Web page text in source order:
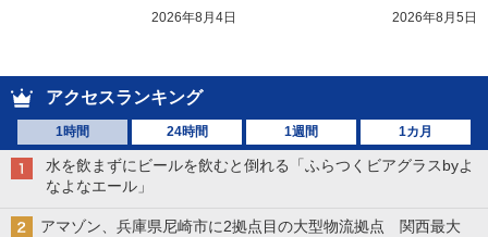
2026年8月4日 2026年8月5日
アクセスランキング
1時間 24時間 1週間 1カ月
水を飲まずにビールを飲むと倒れる「ふらつくビアグラスbyよ
なよなエール」
アマゾン、兵庫県尼崎市に2拠点目の大型物流拠点 関西最大